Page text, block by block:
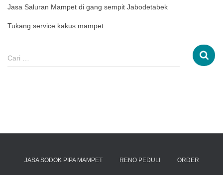
Jasa Saluran Mampet di gang sempit Jabodetabek
Tukang service kakus mampet
Cari …
JASA SODOK PIPA MAMPET RENO PEDULI ORDER